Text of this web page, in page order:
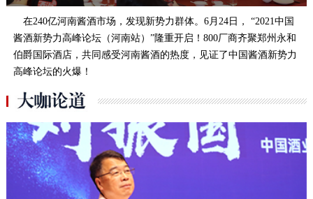
在240亿河南酱酒市场，发现新势力群体。6月24日， “2021中国
酱酒新势力高峰论坛（河南站）”隆重开启！800厂商齐聚郑州永和
伯爵国际酒店，共同感受河南酱酒的热度，见证了中国酱酒新势力
高峰论坛的火爆！